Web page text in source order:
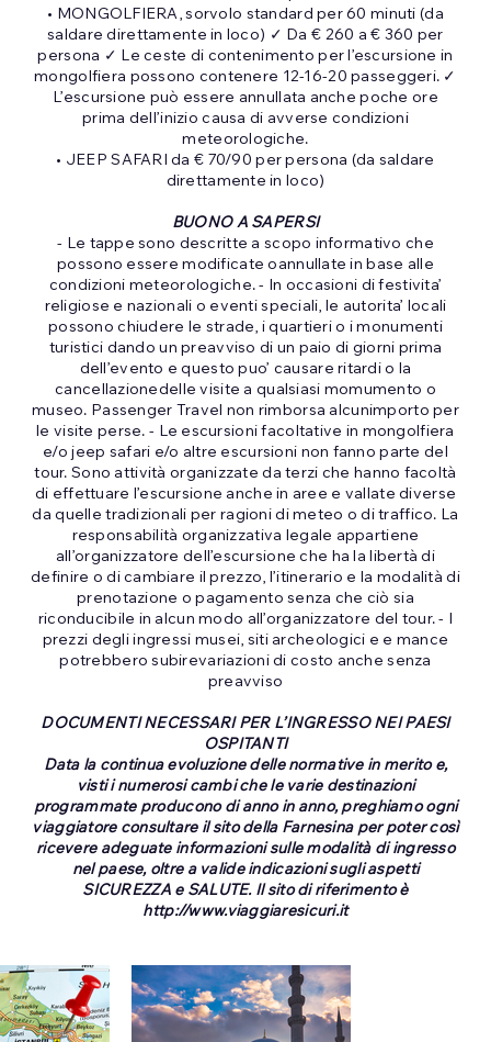
• MONGOLFIERA, sorvolo standard per 60 minuti (da
saldare direttamente in loco) ✓ Da € 260 a € 360 per
persona ✓ Le ceste di contenimento per l’escursione in
mongolfiera possono contenere 12-16-20 passeggeri. ✓
L’escursione può essere annullata anche poche ore
prima dell’inizio causa di avverse condizioni
meteorologiche.
• JEEP SAFARI da € 70/90 per persona (da saldare
direttamente in loco)
BUONO A SAPERSI
- Le tappe sono descritte a scopo informativo che
possono essere modificate oannullate in base alle
condizioni meteorologiche. - In occasioni di festivita’
religiose e nazionali o eventi speciali, le autorita’ locali
possono chiudere le strade, i quartieri o i monumenti
turistici dando un preavviso di un paio di giorni prima
dell’evento e questo puo’ causare ritardi o la
cancellazionedelle visite a qualsiasi momumento o
museo. Passenger Travel non rimborsa alcunimporto per
le visite perse. - Le escursioni facoltative in mongolfiera
e/o jeep safari e/o altre escursioni non fanno parte del
tour. Sono attività organizzate da terzi che hanno facoltà
di effettuare l’escursione anche in aree e vallate diverse
da quelle tradizionali per ragioni di meteo o di traffico. La
responsabilità organizzativa legale appartiene
all’organizzatore dell’escursione che ha la libertà di
definire o di cambiare il prezzo, l’itinerario e la modalità di
prenotazione o pagamento senza che ciò sia
riconducibile in alcun modo all’organizzatore del tour. - I
prezzi degli ingressi musei, siti archeologici e e mance
potrebbero subirevariazioni di costo anche senza
preavviso
DOCUMENTI NECESSARI PER L’INGRESSO NEI PAESI
OSPITANTI
Data la continua evoluzione delle normative in merito e,
visti i numerosi cambi che le varie destinazioni
programmate producono di anno in anno, preghiamo ogni
viaggiatore consultare il sito della Farnesina per poter così
ricevere adeguate informazioni sulle modalità di ingresso
nel paese, oltre a valide indicazioni sugli aspetti
SICUREZZA e SALUTE. Il sito di riferimento è
http://www.viaggiaresicuri.it